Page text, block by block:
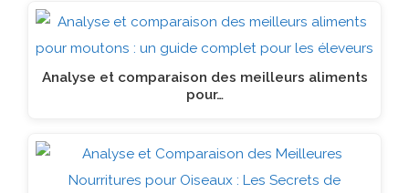
Analyse et comparaison des meilleurs aliments
pour…